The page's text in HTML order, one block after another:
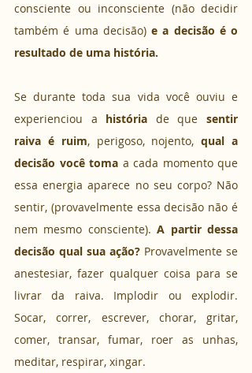
consciente ou inconsciente (não decidir
também é uma decisão) e a decisão é o
resultado de uma história.
Se durante toda sua vida você ouviu e
experienciou a história de que sentir
raiva é ruim, perigoso, nojento, qual a
decisão você toma a cada momento que
essa energia aparece no seu corpo? Não
sentir, (provavelmente essa decisão não é
nem mesmo consciente). A partir dessa
decisão qual sua ação? Provavelmente se
anestesiar, fazer qualquer coisa para se
livrar da raiva. Implodir ou explodir.
Socar, correr, escrever, chorar, gritar,
comer, transar, fumar, roer as unhas,
meditar, respirar, xingar.